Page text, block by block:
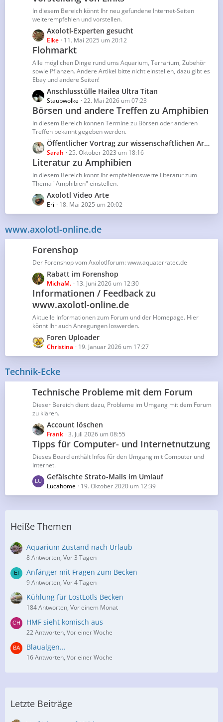
ä
g
e
B
e
i
t
r
ä
g
e
In diesem Bereich könnt Ihr neu gefundene Internet-Seiten
weiterempfehlen und vorstellen.
L
e
t
z
t
e
B
e
i
t
r
ä
g
e
Axolotl-Experten gesucht
Elke 11. Mai 2025 um 20:12
Flohmarkt
Alle möglichen Dinge rund ums Aquarium, Terrarium, Zubehör
sowie Pflanzen. Andere Artikel bitte nicht einstellen, dazu gibt es
Ebay und andere Seiten!
L
e
t
z
t
e
B
e
i
t
ä
Anschlusstülle Hailea Ultra Titan
Staubwolke 22. Mai 2026 um 07:23
Börsen und andere Treffen zu Amphibien
In diesem Bereich können Termine zu Börsen oder anderen
Treffen bekannt gegeben werden.
L
e
t
z
t
e
B
e
t
ä
g
e
Öffentlicher Vortrag zur wissenschaftlichen Arbeit mit Axolotl & Co
Sarah 25. Oktober 2023 um 18:16
Literatur zu Amphibien
In diesem Bereich könnt Ihr empfehlenswerte Literatur zum
Thema "Amphibien" einstellen.
L
e
t
t
e
B
e
i
t
r
ä
g
e
Axolotl Video Arte
Eri 18. Mai 2025 um 20:02
www.axolotl-online.de
Forenshop
Der Forenshop vom Axolotlforum: www.aquaterratec.de
L
e
z
t
e
e
i
r
ä
g
e
Rabatt im Forenshop
MichaM. 13. Juni 2026 um 12:30
Informationen / Feedback zu
www.axolotl-online.de
Aktuelle Informationen zum Forum und der Homepage. Hier
könnt Ihr auch Anregungen loswerden.
L
e
t
z
t
e
B
e
i
t
r
ä
g
e
Foren Uploader
Christina 19. Januar 2026 um 17:27
Technik-Ecke
Technische Probleme mit dem Forum
Dieser Bereich dient dazu, Probleme im Umgang mit dem Forum
zu klären.
L
e
t
z
t
e
B
e
r
g
e
Account löschen
Frank 3. Juli 2026 um 08:55
Tipps für Computer- und Internetnutzung
Dieses Board enthält Infos für den Umgang mit Computer und
Internet.
L
e
t
e
e
i
r
ä
g
e
Gefälschte Strato-Mails im Umlauf
Lucahome 19. Oktober 2020 um 12:39
Heiße Themen
Aquarium Zustand nach Urlaub
8 Antworten, Vor 3 Tagen
Anfänger mit Fragen zum Becken
9 Antworten, Vor 4 Tagen
Kühlung für LostLotls Becken
184 Antworten, Vor einem Monat
HMF sieht komisch aus
22 Antworten, Vor einer Woche
Blaualgen...
16 Antworten, Vor einer Woche
Letzte Beiträge